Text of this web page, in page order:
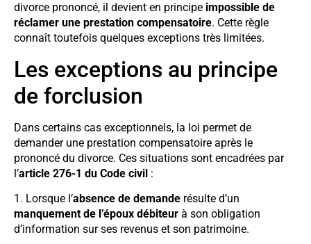
divorce prononcé, il devient en principe impossible de
réclamer une prestation compensatoire. Cette règle
connaît toutefois quelques exceptions très limitées.
Les exceptions au principe
de forclusion
Dans certains cas exceptionnels, la loi permet de
demander une prestation compensatoire après le
prononcé du divorce. Ces situations sont encadrées par
l’article 276-1 du Code civil :
1. Lorsque l’absence de demande résulte d’un
manquement de l’époux débiteur à son obligation
d’information sur ses revenus et son patrimoine.